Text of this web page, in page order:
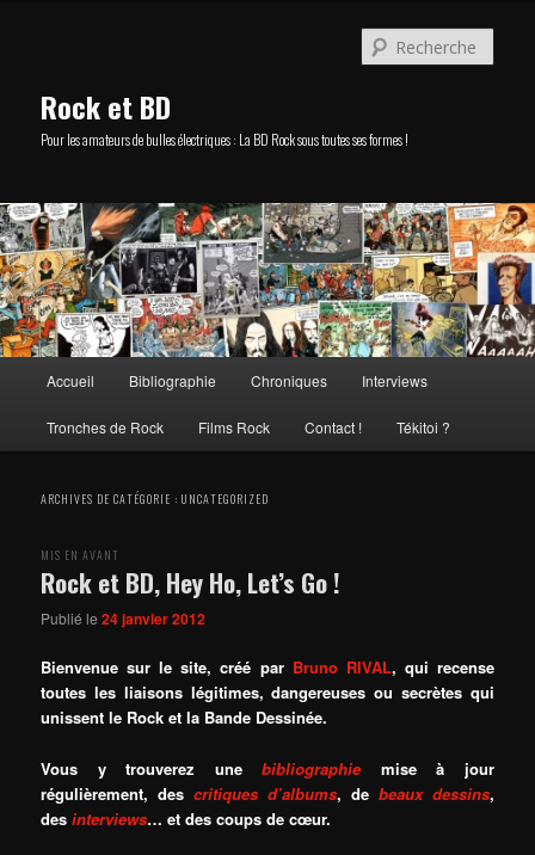
Rock et BD
Pour les amateurs de bulles électriques : La BD Rock sous toutes ses formes !
principal
Accueil Bibliographie Chroniques Interviews
Tronches de Rock Films Rock Contact ! Tékitoi ?
ARCHIVES DE CATÉGORIE :UNCATEGORIZED
Rock et BD, Hey Ho, Let’s Go !
MIS EN AVANT
Publié le24 janvier 2012
Bienvenue sur le site, créé par Bruno RIVAL, qui recense
toutes les liaisons légitimes, dangereuses ou secrètes qui
unissent le Rock et la Bande Dessinée.
Vous y trouverez unebibliographie
mise à jour
régulièrement, descritiques d’albums, de beaux dessins,
desinterviews… et des coups de cœur.